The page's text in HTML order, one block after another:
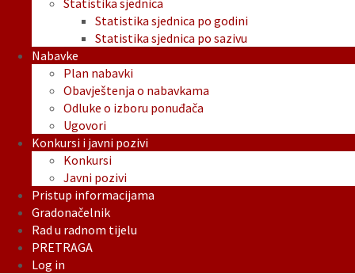
Statistika sjednica
Statistika sjednica po godini
Statistika sjednica po sazivu
Nabavke
Plan nabavki
Obavještenja o nabavkama
Odluke o izboru ponuđača
Ugovori
Konkursi i javni pozivi
Konkursi
Javni pozivi
Pristup informacijama
Gradonačelnik
Rad u radnom tijelu
PRETRAGA
Log in